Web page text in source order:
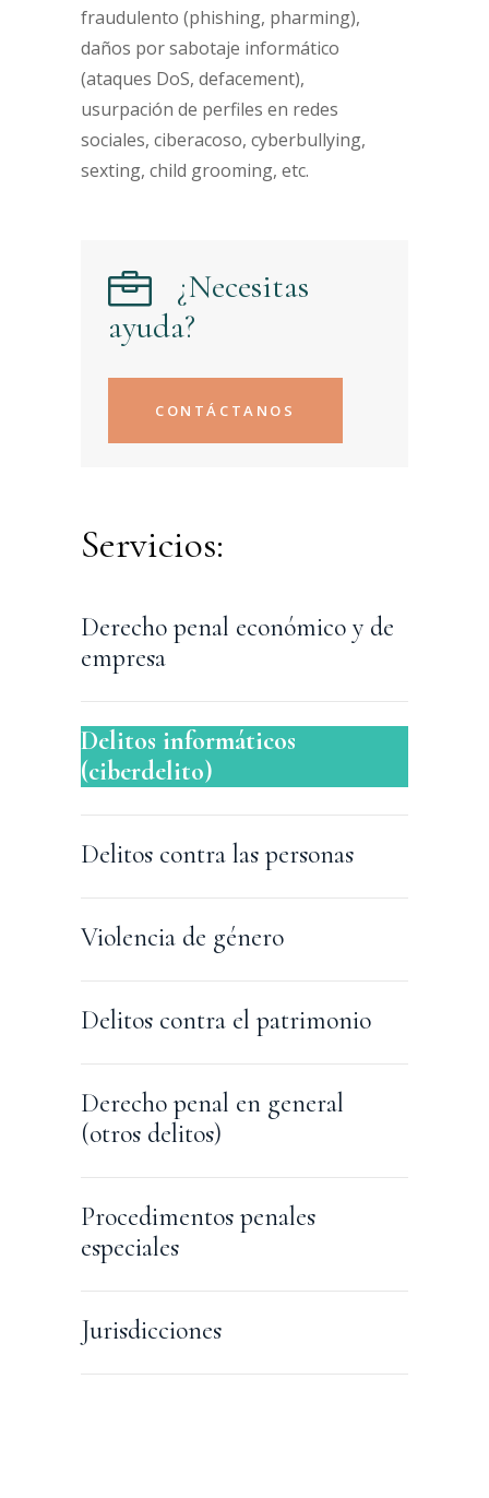
fraudulento (phishing, pharming),
daños por sabotaje informático
(ataques DoS, defacement),
usurpación de perfiles en redes
sociales, ciberacoso, cyberbullying,
sexting, child grooming, etc.
¿Necesitas
ayuda?
CONTÁCTANOS
Servicios:
Derecho penal económico y de
empresa
Delitos informáticos
(ciberdelito)
Delitos contra las personas
Violencia de género
Delitos contra el patrimonio
Derecho penal en general
(otros delitos)
Procedimentos penales
especiales
Jurisdicciones